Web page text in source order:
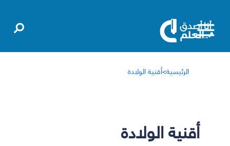
الرئيسية>أقنية الولادة
أقنية الولادة